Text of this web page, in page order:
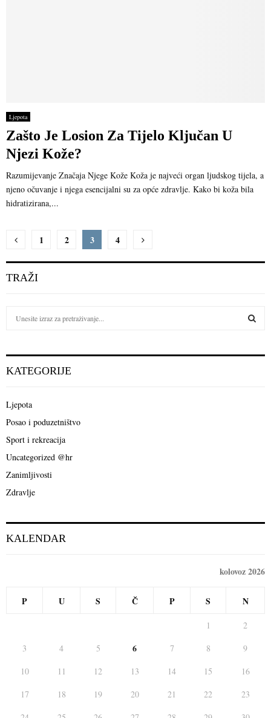
Ljepota
Zašto Je Losion Za Tijelo Ključan U
Njezi Kože?
Razumijevanje Značaja Njege Kože Koža je najveći organ ljudskog tijela, a
njeno očuvanje i njega esencijalni su za opće zdravlje. Kako bi koža bila
hidratizirana,...
Brojevi
stranica
objava
1 2 3 4
TRAŽI
h
o
:
KATEGORIJE
Ljepota
Posao i poduzetništvo
Sport i rekreacija
Uncategorized @hr
Zanimljivosti
Zdravlje
KALENDAR
kolovoz 2026
P U S Č P S N
1
2
3
4 5 6 7 8
9
10
11 12 13 14 15
16
17
18 19 20 21 22
23